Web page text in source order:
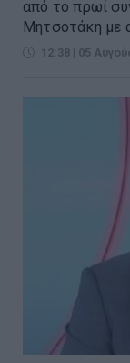
από το πρωί
Μητσοτάκη με
12:38 | 05